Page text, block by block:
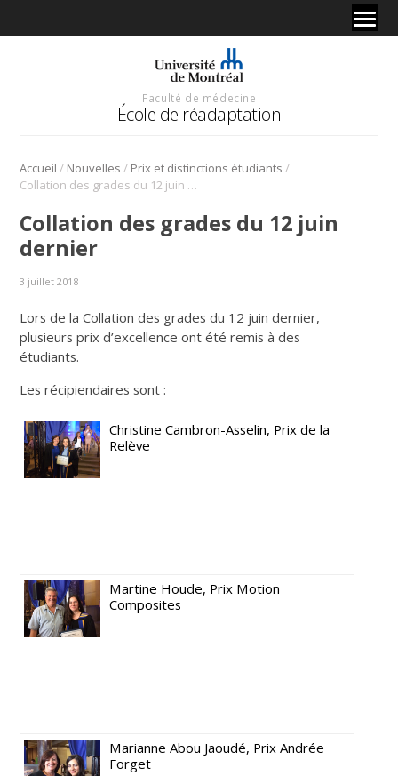
Faculté de médecine
École de réadaptation
Accueil / Nouvelles / Prix et distinctions étudiants /
Collation des grades du 12 juin dernier
Collation des grades du 12 juin
dernier
3 juillet 2018
Lors de la Collation des grades du 12 juin dernier,
plusieurs prix d’excellence ont été remis à des
étudiants.
Les récipiendaires sont :
Christine Cambron-Asselin, Prix de la
Relève
Martine Houde, Prix Motion
Composites
Marianne Abou Jaoudé, Prix Andrée
Forget